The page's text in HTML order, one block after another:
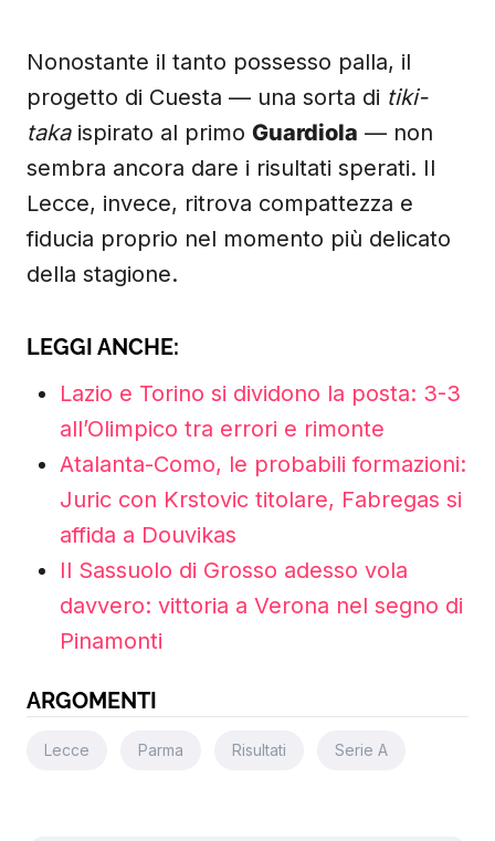
Nonostante il tanto possesso palla, il
progetto di Cuesta — una sorta di tiki-
takaispirato al primo Guardiola — non
sembra ancora dare i risultati sperati. Il
Lecce, invece, ritrova compattezza e
fiducia proprio nel momento più delicato
della stagione.
LEGGI ANCHE:
Lazio e Torino si dividono la posta: 3-3
all’Olimpico tra errori e rimonte
Atalanta-Como, le probabili formazioni:
Juric con Krstovic titolare, Fabregas si
affida a Douvikas
Il Sassuolo di Grosso adesso vola
davvero: vittoria a Verona nel segno di
Pinamonti
ARGOMENTI
Lecce Parma Risultati Serie A